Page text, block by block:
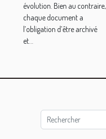
évolution. Bien au contraire,
chaque document a
l’obligation d’être archivé
et...